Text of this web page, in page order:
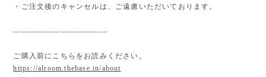
・ご注文後のキャンセルは、ご遠慮いただいております。
————————————
ご購入前にこちらをお読みください。
https://alroom.thebase.in/about